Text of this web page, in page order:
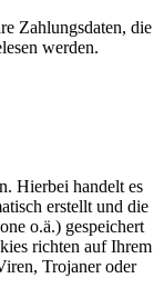
Zahlungsdaten, die
werden.
Hierbei handelt es
erstellt und die
o.ä.) gespeichert
richten auf Ihrem
Trojaner oder